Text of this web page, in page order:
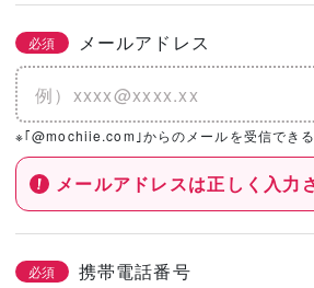
必須 メールアドレス
※｢@mochiie.com｣からのメールを受信できる
メールアドレスは正しく入力
必須 携帯電話番号